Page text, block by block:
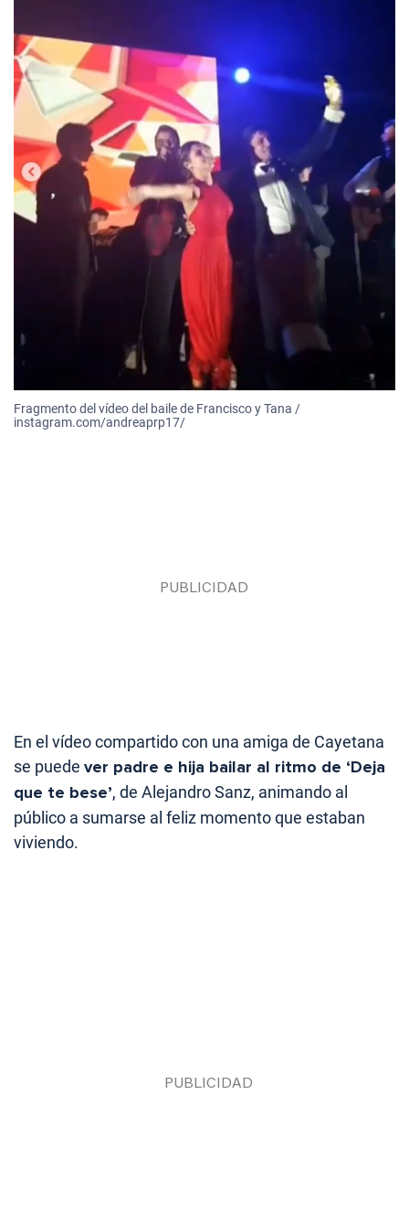
Fragmento del vídeo del baile de Francisco y Tana /
instagram.com/andreaprp17/
En el vídeo compartido con una amiga de Cayetana
se puede ver padre e hija bailar al ritmo de ‘Deja
que te bese’, de Alejandro Sanz, animando al
público a sumarse al feliz momento que estaban
viviendo.